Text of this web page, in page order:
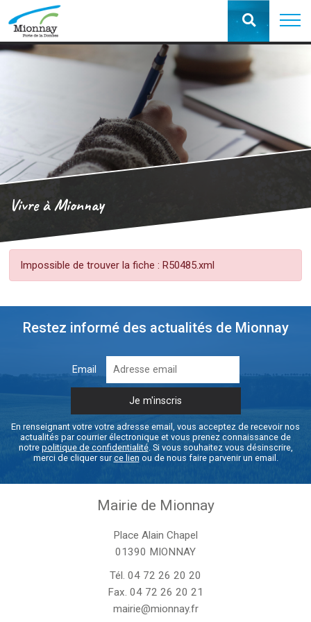
Vivre à Mionnay
Impossible de trouver la fiche : R50485.xml
Restez informé des actualités de Mionnay
Email
En renseignant votre votre adresse email, vous acceptez de recevoir nos
actualités par courrier électronique et vous prenez connaissance de
notre politique de confidentialité. Si vous souhaitez vous désinscrire,
merci de cliquer surce lien ou de nous faire parvenir un email.
Mairie de Mionnay
Place Alain Chapel
01390 MIONNAY
Tél. 04 72 26 20 20
Fax. 04 72 26 20 21
mairie@mionnay.fr